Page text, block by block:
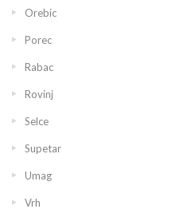
Orebic
Porec
Rabac
Rovinj
Selce
Supetar
Umag
Vrh